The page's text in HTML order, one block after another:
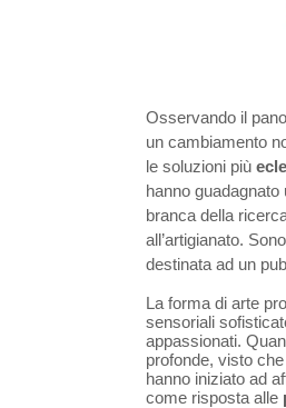
Osservando il
un cambiamento
le soluzioni più
hanno
branca della
all’artigianato.
destinata ad un
La forma di arte
sensoriali
appassionati.
profonde, visto
hanno iniziato ad
come risposta alle